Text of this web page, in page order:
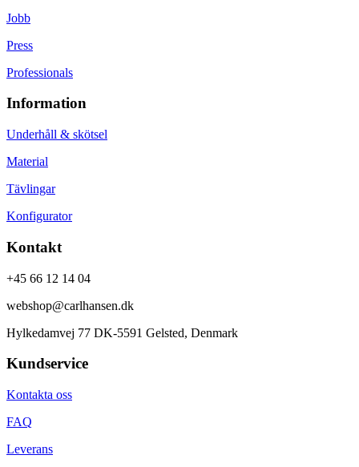
Jobb
Press
Professionals
Information
Underhåll & skötsel
Material
Tävlingar
Konfigurator
Kontakt
+45 66 12 14 04
webshop@carlhansen.dk
Hylkedamvej 77 DK-5591 Gelsted, Denmark
Kundservice
Kontakta oss
FAQ
Leverans